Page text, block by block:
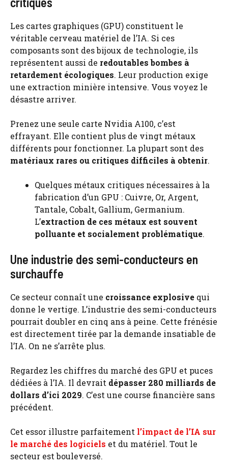
Les cartes graphiques (GPU) constituent le
véritable cerveau matériel de l’IA. Si ces
composants sont des bijoux de technologie, ils
représentent aussi de redoutables bombes à
retardement écologiques. Leur production exige
une extraction minière intensive. Vous voyez le
désastre arriver.
Prenez une seule carte Nvidia A100, c’est
effrayant. Elle contient plus de vingt métaux
différents pour fonctionner. La plupart sont des
matériaux rares ou critiques difficiles à obtenir.
Quelques métaux critiques nécessaires à la
fabrication d’un GPU : Cuivre, Or, Argent,
Tantale, Cobalt, Gallium, Germanium.
L’extraction de ces métaux est souvent
polluante et socialement problématique.
Une industrie des semi-conducteurs en
surchauffe
Ce secteur connaît une croissance explosive qui
donne le vertige. L’industrie des semi-conducteurs
pourrait doubler en cinq ans à peine. Cette frénésie
est directement tirée par la demande insatiable de
l’IA. On ne s’arrête plus.
Regardez les chiffres du marché des GPU et puces
dédiées à l’IA. Il devrait dépasser 280 milliards de
dollars d’ici 2029. C’est une course financière sans
précédent.
Cet essor illustre parfaitement l’impact de l’IA sur
le marché des logiciels et du matériel. Tout le
secteur est bouleversé.